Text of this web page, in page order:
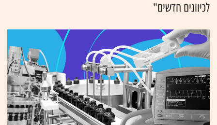
לכיוונים חדשים"